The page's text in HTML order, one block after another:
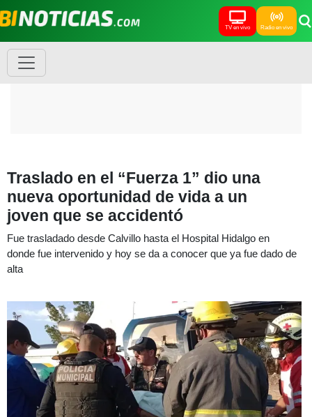
TV en vivo Radio en vivo
Traslado en el “Fuerza 1” dio una
nueva oportunidad de vida a un
joven que se accidentó
Fue trasladado desde Calvillo hasta el Hospital Hidalgo en
donde fue intervenido y hoy se da a conocer que ya fue dado de
alta